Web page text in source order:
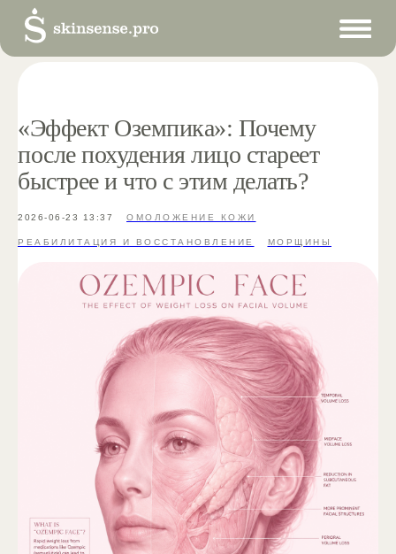
«Эффект Оземпика»: Почему
после похудения лицо стареет
быстрее и что с этим делать?
2026-06-23 13:37 ОМОЛОЖЕНИЕ КОЖИ
РЕАБИЛИТАЦИЯ И ВОССТАНОВЛЕНИЕ МОРЩИНЫ